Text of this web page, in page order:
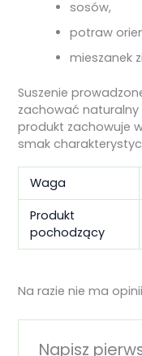
sosów,
potraw
mieszanek
Suszenie
zachować naturalny
produkt zachowuje
smak
Waga
Produkt
pochodzący
Na razie nie ma
Napisz